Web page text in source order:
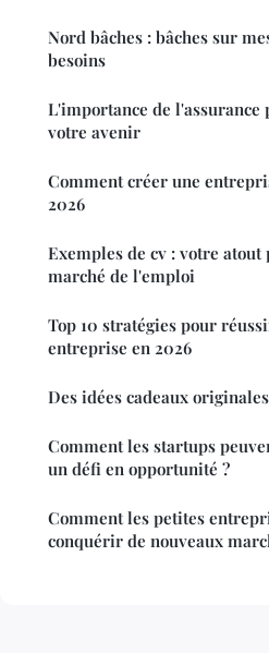
Nord bâches : bâches sur
besoins
L'importance de
votre avenir
Comment créer une
2026
Exemples de cv : votre
marché de l'emploi
Top 10 stratégies pour
entreprise en 2026
Des idées cadeaux
Comment les startups
un défi en opportunité ?
Comment les petites
conquérir de nouveaux